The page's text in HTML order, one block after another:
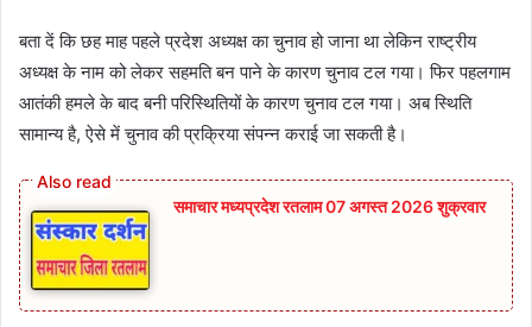
बता दें कि छह माह पहले प्रदेश अध्यक्ष का चुनाव हो जाना था लेकिन राष्ट्रीय
अध्यक्ष के नाम को लेकर सहमति बन पाने के कारण चुनाव टल गया। फिर पहलगाम
आतंकी हमले के बाद बनी परिस्थितियों के कारण चुनाव टल गया। अब स्थिति
सामान्य है, ऐसे में चुनाव की प्रक्रिया संपन्न कराई जा सकती है।
समाचार मध्यप्रदेश रतलाम 07 अगस्त 2026 शुक्रवार